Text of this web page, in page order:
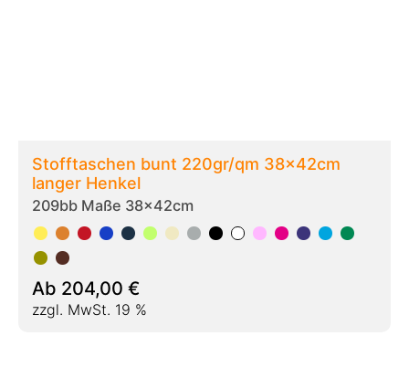
Stofftaschen bunt 280gr/qm 38x42cm
209bc Maße 38x42cm
Ab238,00€
zzgl. MwSt. 19 %